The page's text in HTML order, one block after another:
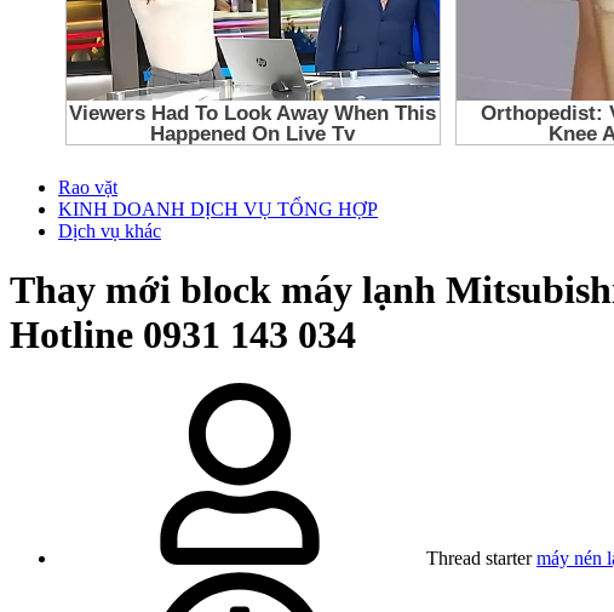
Rao vặt
KINH DOANH DỊCH VỤ TỔNG HỢP
Dịch vụ khác
Thay mới block máy lạnh
Hotline 0931 143 034
Thread starter máy nén